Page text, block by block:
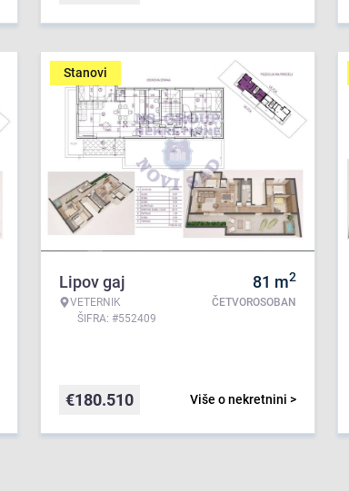
Stanovi
Lipov gaj
VETERNIK
ŠIFRA: #552409
81 m2
ČETVOROSOBAN
Više o nekretnini >
€180.510